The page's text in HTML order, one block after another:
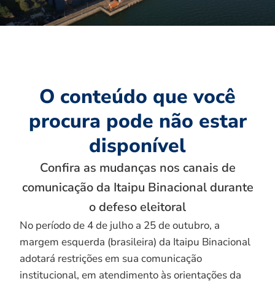
O conteúdo que você
procura pode não estar
disponível
Confira as mudanças nos canais de
comunicação da Itaipu Binacional durante
o defeso eleitoral
No período de 4 de julho a 25 de outubro, a
margem esquerda (brasileira) da Itaipu Binacional
adotará restrições em sua comunicação
institucional, em atendimento às orientações da